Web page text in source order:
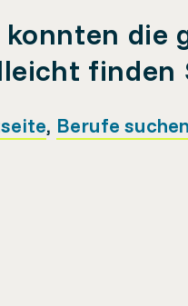
konnten die
finden
, Berufe suchen